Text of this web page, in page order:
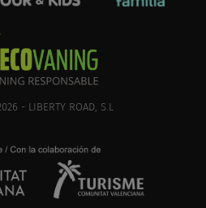
- LIBERTY ROAD, S.L